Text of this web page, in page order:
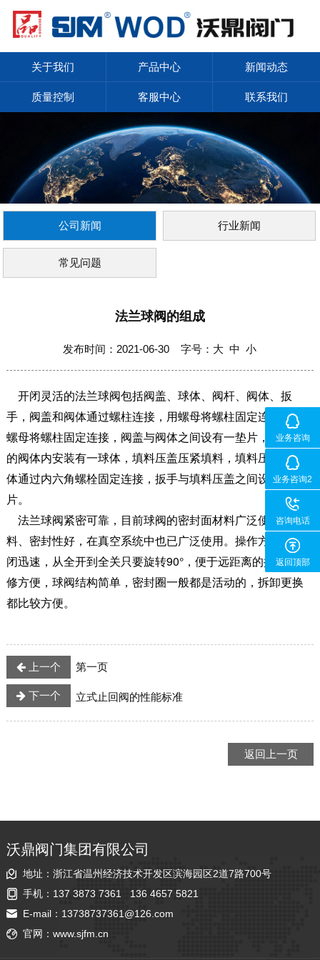
关于我们 产品中心 新闻动态
质量控制 客服中心 联系我们
公司新闻 行业新闻
常见问题
法兰球阀的组成
发布时间：2021-06-30 字号： 大 中 小
开闭灵活的法兰球阀包括阀盖、球体、阀杆、阀体、扳
手，阀盖和阀体通过螺柱连接，用螺母将螺柱固定连接，用
螺母将螺柱固定连接，阀盖与阀体之间设有一垫片，产品的
的阀体内安装有一球体，填料压盖压紧填料，填料压盖与阀
体通过内六角螺栓固定连接，扳手与填料压盖之间设有定位
片。
法兰球阀紧密可靠，目前球阀的密封面材料广泛使用塑
料、密封性好，在真空系统中也已广泛使用。操作方便，开
闭迅速，从全开到全关只要旋转90°，便于远距离的控制。维
修方便，球阀结构简单，密封圈一般都是活动的，拆卸更换
都比较方便。
上一个 第一页
下一个 立式止回阀的性能标准
返回上一页
业务咨询
业务咨询2
咨询电话
返回顶部
沃鼎阀门集团有限公司
地址：浙江省温州经济技术开发区滨海园区2道7路700号
手机： 137 3873 7361
136 4657 5821
E-mail： 13738737361@126.com
官网： www.sjfm.cn